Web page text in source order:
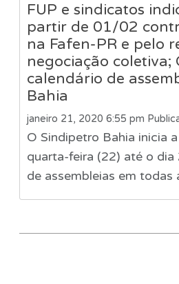
FUP e sindicatos
partir de 01/02
na Fafen-PR e pelo
negociação coletiva;
calendário de
Bahia
janeiro 21, 2020 6:55 pm
O Sindipetro Bahia inicia
quarta-feira (22) até o dia
de assembleias em todas